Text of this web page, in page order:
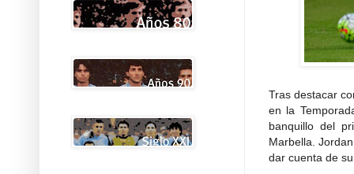
Tras destacar
en la
banquillo del
Marbella.
dar cuenta de